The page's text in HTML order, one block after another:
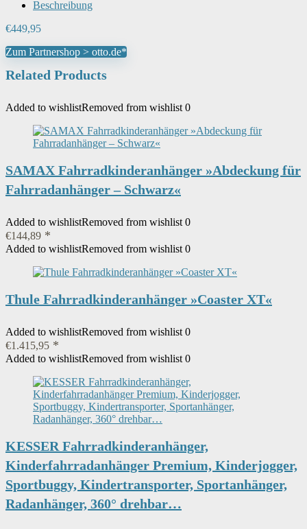
Beschreibung
€449,95
Zum Partnershop > otto.de*
Related Products
Added to wishlistRemoved from wishlist 0
SAMAX Fahrradkinderanhänger »Abdeckung für
Fahrradanhänger – Schwarz«
Added to wishlistRemoved from wishlist 0
€144,89
Added to wishlistRemoved from wishlist 0
Thule Fahrradkinderanhänger »Coaster XT«
Added to wishlistRemoved from wishlist 0
€1.415,95
Added to wishlistRemoved from wishlist 0
KESSER Fahrradkinderanhänger,
Kinderfahrradanhänger Premium, Kinderjogger,
Sportbuggy, Kindertransporter, Sportanhänger,
Radanhänger, 360° drehbar…